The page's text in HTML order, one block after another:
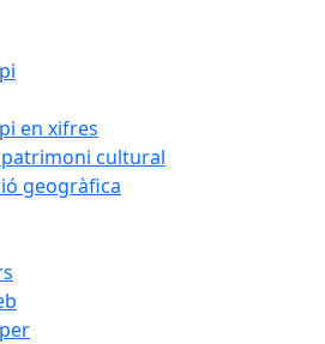
en xifres
cultural
geogràfica